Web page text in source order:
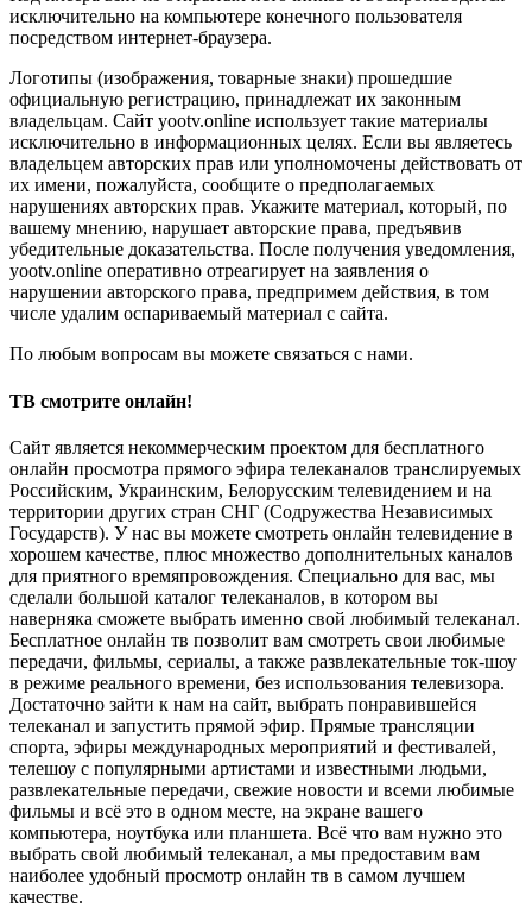
исключительно на компьютере конечного пользователя
посредством интернет-браузера.
Логотипы (изображения, товарные знаки) прошедшие
официальную регистрацию, принадлежат их законным
владельцам. Сайт yootv.online использует такие материалы
исключительно в информационных целях. Если вы являетесь
владельцем авторских прав или уполномочены действовать от
их имени, пожалуйста, сообщите о предполагаемых
нарушениях авторских прав. Укажите материал, который, по
вашему мнению, нарушает авторские права, предъявив
убедительные доказательства. После получения уведомления,
yootv.online оперативно отреагирует на заявления о
нарушении авторского права, предпримем действия, в том
числе удалим оспариваемый материал с сайта.
По любым вопросам вы можете связаться с нами.
ТВ смотрите онлайн!
Сайт является некоммерческим проектом для бесплатного
онлайн просмотра прямого эфира телеканалов транслируемых
Российским, Украинским, Белорусским телевидением и на
территории других стран СНГ (Содружества Независимых
Государств). У нас вы можете смотреть онлайн телевидение в
хорошем качестве, плюс множество дополнительных каналов
для приятного времяпровождения. Специально для вас, мы
сделали большой каталог телеканалов, в котором вы
наверняка сможете выбрать именно свой любимый телеканал.
Бесплатное онлайн тв позволит вам смотреть свои любимые
передачи, фильмы, сериалы, а также развлекательные ток-шоу
в режиме реального времени, без использования телевизора.
Достаточно зайти к нам на сайт, выбрать понравившейся
телеканал и запустить прямой эфир. Прямые трансляции
спорта, эфиры международных мероприятий и фестивалей,
телешоу с популярными артистами и известными людьми,
развлекательные передачи, свежие новости и всеми любимые
фильмы и всё это в одном месте, на экране вашего
компьютера, ноутбука или планшета. Всё что вам нужно это
выбрать свой любимый телеканал, а мы предоставим вам
наиболее удобный просмотр онлайн тв в самом лучшем
качестве.